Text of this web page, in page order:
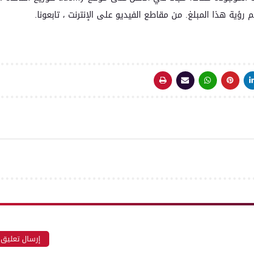
هذا المبلغ. من مقاطع الفيديو على الإنترنت ، تابعونا.
إرسال تعليق